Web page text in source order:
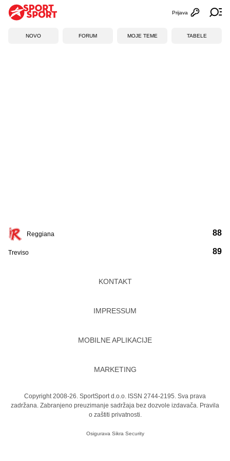
Otvori
Prijava
NOVO FORUM MOJE TEME TABELE
Reggiana
Treviso
88
89
KONTAKT
IMPRESSUM
MOBILNE APLIKACIJE
MARKETING
Copyright 2008-26. SportSport d.o.o. ISSN 2744-2195. Sva prava
zadržana. Zabranjeno preuzimanje sadržaja bez dozvole izdavača. Pravila
o zaštiti privatnosti.
Osigurava Sikra Security